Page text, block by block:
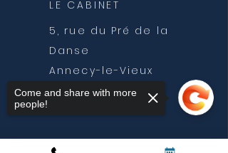
LE CABINET
5, rue du Pré de la
Danse
Annecy-le-Vieux
74940 ANNECY
Come and share with more
people!